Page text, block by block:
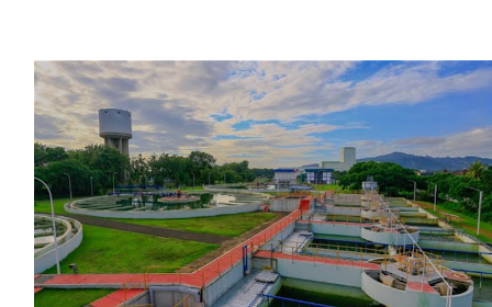
Kontribusi,
Warga
Kelurahan
Kebonsari
Apresiasi
Peran
PT